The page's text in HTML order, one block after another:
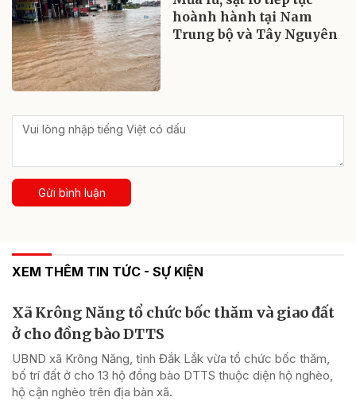
hoành hành tại Nam
Trung bộ và Tây Nguyên
Gửi bình luận
XEM THÊM TIN TỨC - SỰ KIỆN
Xã Krông Năng tổ chức bốc thăm và giao đất
ở cho đồng bào DTTS
UBND xã Krông Năng, tỉnh Đắk Lắk vừa tổ chức bốc thăm,
bố trí đất ở cho 13 hộ đồng bào DTTS thuộc diện hộ nghèo,
hộ cận nghèo trên địa bàn xã.